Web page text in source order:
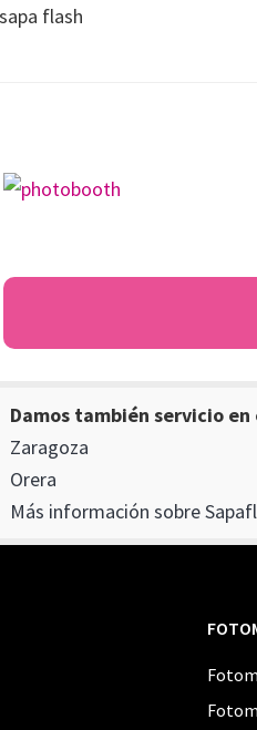
Damos también servicio
Zaragoza
Orera
Más información sobre